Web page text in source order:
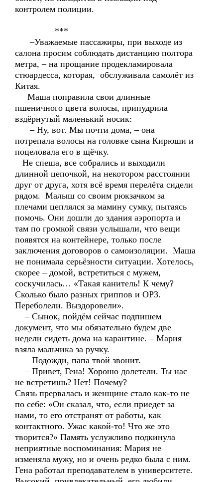
контролем полиции.
***
–Уважаемые пассажиры, при выходе из
салона просим соблюдать дистанцию полтора
метра, – на прощание продекламировала
стюардесса, которая, обслуживала самолёт из
Китая.
Маша поправила свои длинные
пшеничного цвета волосы, припудрила
вздёрнутый маленький носик:
– Ну, вот. Мы почти дома, – она
потрепала волосы на головке сына Кирюши и
поцеловала его в щёчку.
Не спеша, все собрались и выходили
длинной цепочкой, на некотором расстоянии
друг от друга, хотя всё время перелёта сидели
рядом. Малыш со своим рюкзачком за
плечами цеплялся за мамину сумку, пытаясь
помочь. Они дошли до здания аэропорта и
там по громкой связи услышали, что вещи
появятся на контейнере, только после
заключения договоров о самоизоляции. Маша
не понимала серьёзности ситуации. Хотелось,
скорее – домой, встретиться с мужем,
соскучилась… «Такая канитель! К чему?
Сколько было разных гриппов и ОРЗ.
Переболели. Выздоровели».
– Сынок, пойдём сейчас подпишем
документ, что мы обязательно будем две
недели сидеть дома на карантине. – Мария
взяла мальчика за ручку.
– Подожди, папа твой звонит.
– Привет, Гена! Хорошо долетели. Ты нас
не встретишь? Нет! Почему?
Связь прервалась и женщине стало как-то не
по себе: «Он сказал, что, если приедет за
нами, то его отстранят от работы, как
контактного. Ужас какой-то! Что же это
творится?» Память услужливо подкинула
неприятные воспоминания: Мария не
изменяла мужу, но и очень редко была с ним.
Гена работал преподавателем в университете.